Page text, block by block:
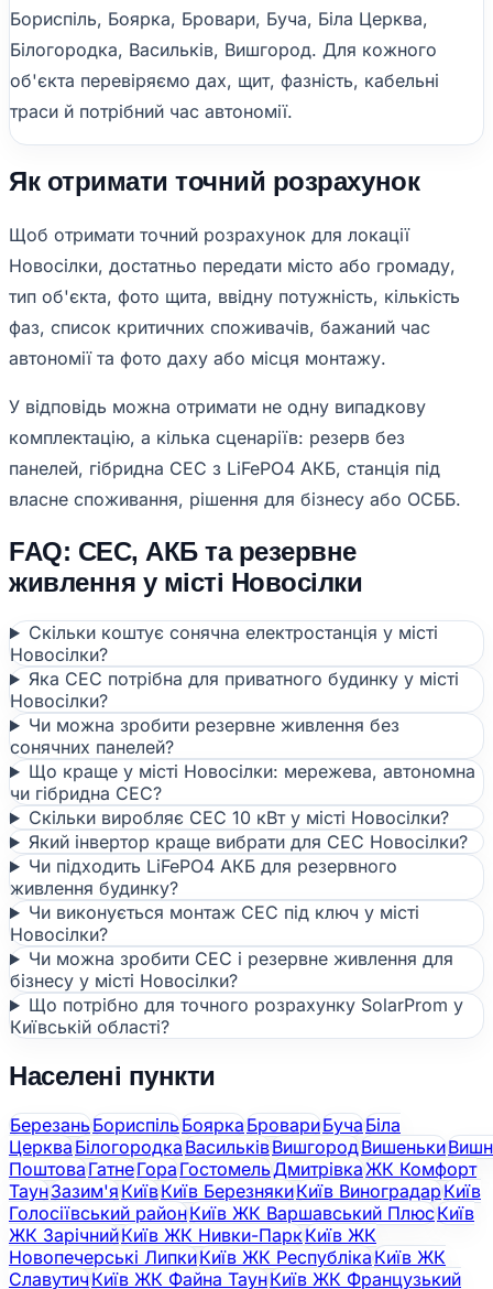
Бориспіль, Боярка, Бровари, Буча, Біла Церква,
Білогородка, Васильків, Вишгород. Для кожного
об'єкта перевіряємо дах, щит, фазність, кабельні
траси й потрібний час автономії.
Як отримати точний розрахунок
Щоб отримати точний розрахунок для локації
Новосілки, достатньо передати місто або громаду,
тип об'єкта, фото щита, ввідну потужність, кількість
фаз, список критичних споживачів, бажаний час
автономії та фото даху або місця монтажу.
У відповідь можна отримати не одну випадкову
комплектацію, а кілька сценаріїв: резерв без
панелей, гібридна СЕС з LiFePO4 АКБ, станція під
власне споживання, рішення для бізнесу або ОСББ.
FAQ: СЕС, АКБ та резервне
живлення у місті Новосілки
Скільки коштує сонячна електростанція у місті
Новосілки?
Яка СЕС потрібна для приватного будинку у місті
Новосілки?
Чи можна зробити резервне живлення без
сонячних панелей?
Що краще у місті Новосілки: мережева, автономна
чи гібридна СЕС?
Скільки виробляє СЕС 10 кВт у місті Новосілки?
Який інвертор краще вибрати для СЕС Новосілки?
Чи підходить LiFePO4 АКБ для резервного
живлення будинку?
Чи виконується монтаж СЕС під ключ у місті
Новосілки?
Чи можна зробити СЕС і резервне живлення для
бізнесу у місті Новосілки?
Що потрібно для точного розрахунку SolarProm у
Київській області?
Населені пункти
БерезаньБориспільБояркаБровариБучаБіла
ЦеркваБілогородкаВасильківВишгородВишеньки
ПоштоваГатнеГораГостомельДмитрівкаЖК Комфорт
ТаунЗазим'яКиївКиїв БерезнякиКиїв ВиноградарКиїв
Голосіївський районКиїв ЖК Варшавський ПлюсКиїв
ЖК ЗарічнийКиїв ЖК Нивки-ПаркКиїв ЖК
Новопечерські ЛипкиКиїв ЖК РеспублікаКиїв ЖК
СлавутичКиїв ЖК Файна ТаунКиїв ЖК Французький